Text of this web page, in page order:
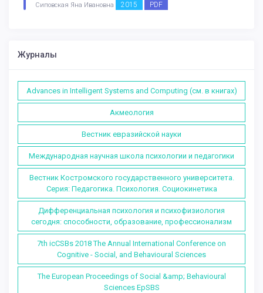
Сиповская Яна Ивановна 2015 PDF
Журналы
Advances in Intelligent Systems and Computing (см. в книгах)
Акмеология
Вестник евразийской науки
Международная научная школа психологии и педагогики
Вестник Костромского государственного университета.
Серия: Педагогика. Психология. Социокинетика
Дифференциальная психология и психофизиология
сегодня: способности, образование, профессионализм
7th icCSBs 2018 The Annual International Conference on
Cognitive - Social, and Behavioural Sciences
The European Proceedings of Social &amp; Behavioural
Sciences EpSBS